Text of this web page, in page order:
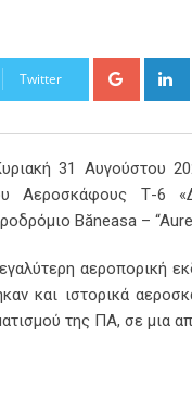
Twitter Google+
31 Αυγούστου
Αεροσκάφους Τ-6
Băneasa –
αεροπορική
και ιστορικά
της ΠΑ, σε μια